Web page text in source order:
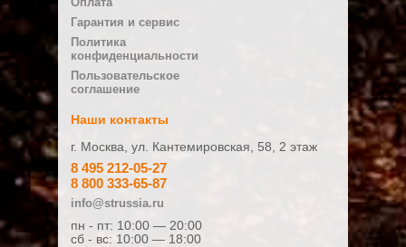
E-mail
Плюсы
Минусы
Гарантия и сервис
Политика
конфиденциальности
Пользовательское
соглашение
Наши контакты
г. Москва, ул. Кантемировская, 58, 2 этаж
8 495 212-05-27
8 800 333-65-87
info@strussia.ru
пн - пт: 10:00 — 20:00
сб - вс: 10:00 — 18:00